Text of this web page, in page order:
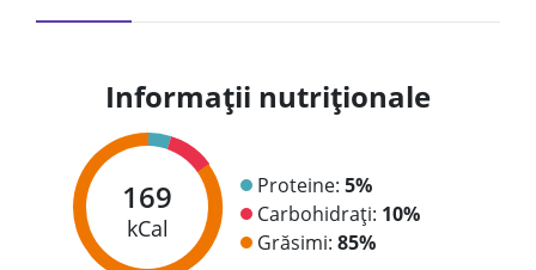
Informații nutriționale
169
kCal
Proteine: 5%
Carbohidrați: 10%
Grăsimi: 85%